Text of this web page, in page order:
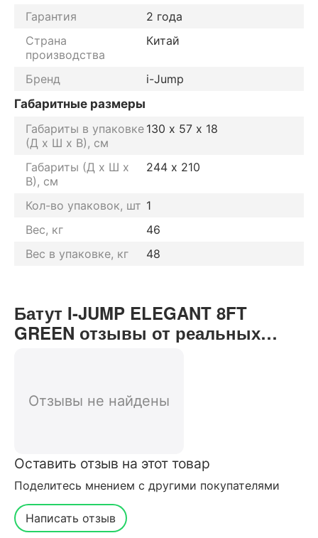
Гарантия
2 года
Страна
производства
Китай
Бренд
i-Jump
Габаритные размеры
Габариты в упаковке
(Д х Ш х В), см
130 х 57 х 18
Габариты (Д х Ш х
В), см
244 х 210
Кол-во упаковок, шт 1
Вес, кг
46
Вес в упаковке, кг
48
Батут I-JUMP ELEGANT 8FT
GREEN отзывы от реальных
Отзывы не найдены
Оставить отзыв на этот товар
Поделитесь мнением с другими покупателями
Написать отзыв